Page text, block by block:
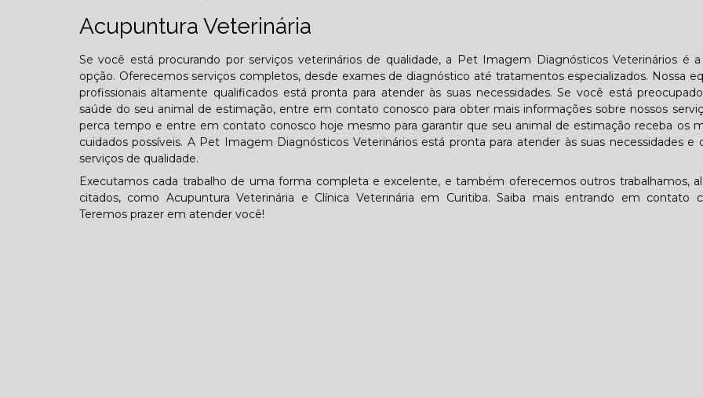
Acupuntura Veterinária
Se você está procurando por serviços veterinários de qualidade, a Pet Imagem Diagnósticos Veterinários é
opção. Oferecemos serviços completos, desde exames de diagnóstico até tratamentos especializados. Nossa
profissionais altamente qualificados está pronta para atender às suas necessidades. Se você está
saúde do seu animal de estimação, entre em contato conosco para obter mais informações sobre nossos
perca tempo e entre em contato conosco hoje mesmo para garantir que seu animal de estimação receba os
cuidados possíveis. A Pet Imagem Diagnósticos Veterinários está pronta para atender às suas necessidades e
serviços de qualidade.
Executamos cada trabalho de uma forma completa e excelente, e também oferecemos outros trabalhamos,
citados, como Acupuntura Veterinária e Clínica Veterinária em Curitiba. Saiba mais entrando em contato
Teremos prazer em atender você!